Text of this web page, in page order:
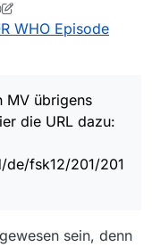
URL dazu:
de/fsk12/201/201830
Nov. 2019, 17:41
WHO Episode
MV übrigens
die URL dazu:
de/fsk12/201/201
sein, denn